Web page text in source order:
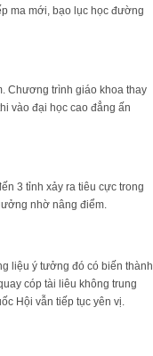
ma mới, bạo lục học đường
Chương trình giáo khoa thay
vào đại học cao đẳng ấn
3 tỉnh xảy ra tiêu cực trong
nhờ nâng điểm.
liệu ý tưởng đó có biến thành
cóp tài liêu không trung
Hội vẫn tiếp tục yên vị.